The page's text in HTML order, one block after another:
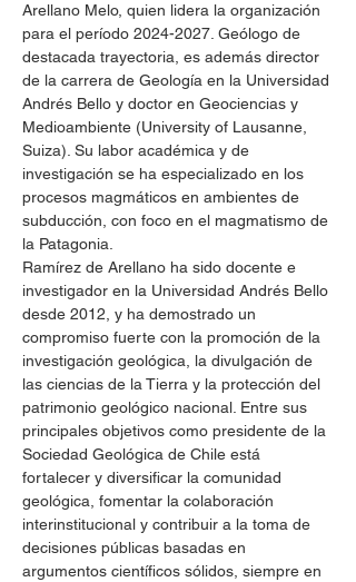
Arellano Melo, quien lidera la organización
para el período 2024-2027. Geólogo de
destacada trayectoria, es además director
de la carrera de Geología en la Universidad
Andrés Bello y doctor en Geociencias y
Medioambiente (University of Lausanne,
Suiza). Su labor académica y de
investigación se ha especializado en los
procesos magmáticos en ambientes de
subducción, con foco en el magmatismo de
la Patagonia.​
Ramírez de Arellano ha sido docente e
investigador en la Universidad Andrés Bello
desde 2012, y ha demostrado un
compromiso fuerte con la promoción de la
investigación geológica, la divulgación de
las ciencias de la Tierra y la protección del
patrimonio geológico nacional. Entre sus
principales objetivos como presidente de la
Sociedad Geológica de Chile está
fortalecer y diversificar la comunidad
geológica, fomentar la colaboración
interinstitucional y contribuir a la toma de
decisiones públicas basadas en
argumentos científicos sólidos, siempre en